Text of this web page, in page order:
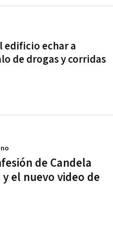
edificio echar a
de drogas y corridas
de Candela
el nuevo video de